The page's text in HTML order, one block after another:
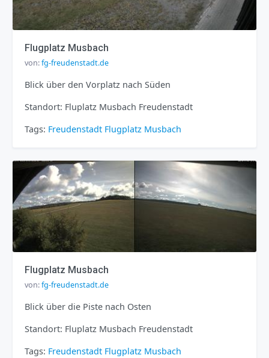
Flugplatz Musbach
von:fg-freudenstadt.de
Blick über den Vorplatz nach Süden
Standort: Fluplatz Musbach Freudenstadt
Tags: Freudenstadt Flugplatz Musbach
Flugplatz Musbach
von:fg-freudenstadt.de
Blick über die Piste nach Osten
Standort: Fluplatz Musbach Freudenstadt
Tags: Freudenstadt Flugplatz Musbach